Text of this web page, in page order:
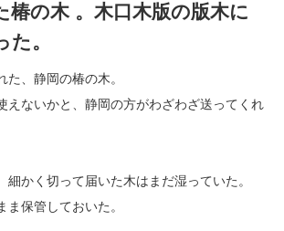
椿の木 。木口木版の版木に
。
、静岡の椿の木。
えないかと、静岡の方がわざわざ送ってくれ
細かく切って届いた木はまだ湿っていた。
保管しておいた。